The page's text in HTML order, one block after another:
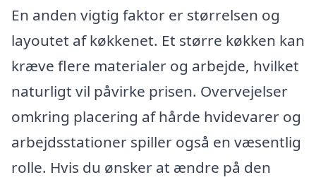
En anden vigtig faktor er størrelsen og
layoutet af køkkenet. Et større køkken kan
kræve flere materialer og arbejde, hvilket
naturligt vil påvirke prisen. Overvejelser
omkring placering af hårde hvidevarer og
arbejdsstationer spiller også en væsentlig
rolle. Hvis du ønsker at ændre på den